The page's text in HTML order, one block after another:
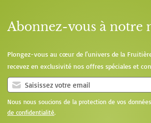
Abonnez-vous à notre
Plongez-vous au cœur de l'univers de la
recevez en exclusivité nos offres spéciales et
Nous nous soucions de la protection de vos
de confidentialité.